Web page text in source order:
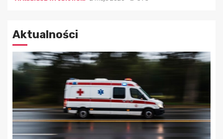
Aktualności